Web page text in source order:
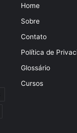
Home
Sobre
Contato
Política de
Glossário
Cursos